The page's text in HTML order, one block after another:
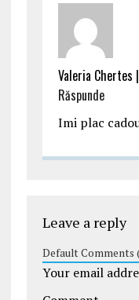
Valeria Chertes |
Răspunde
Imi plac
Leave a reply
Default Comments
Your email